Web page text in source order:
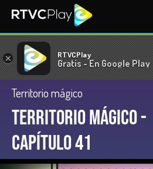
× RTVCPlay
Gratis - En Google Play
Territorio mágico
Territorio Mágico -
Capítulo 41